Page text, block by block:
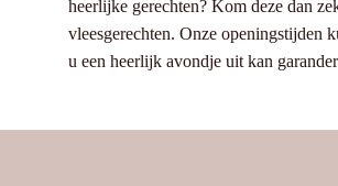
heerlijke gerechten? Kom deze dan
vleesgerechten. Onze openingstijden
u een heerlijk avondje uit kan